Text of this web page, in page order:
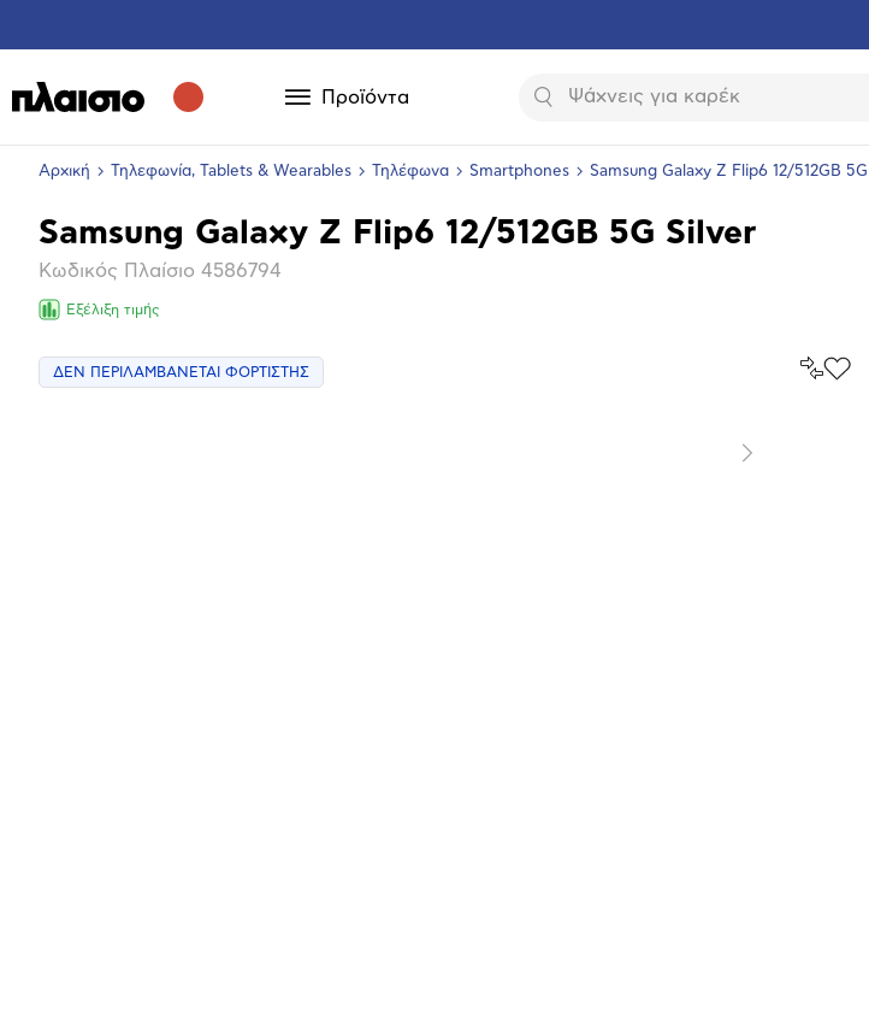
Προϊόντα Αναζήτηση
Αρχική Τηλεφωνία, Tablets & Wearables Τηλέφωνα Smartphones Samsung Galaxy Z Flip6 12/512GB
Βασικά
χαρακτηριστικά
Samsung Galaxy Z Flip6 12/512GB 5G Silver
Κωδικός Πλαίσιο 4586794
Εξέλιξη τιμής
ΔΕΝ ΠΕΡΙΛΑΜΒΑΝΕΤΑΙ ΦΟΡΤΙΣΤΗΣ
Επόμενο